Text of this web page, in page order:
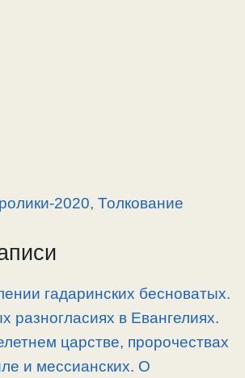
п
а
2020,Толкование
гадаринских бесноватых.
разногласиях в Евангелиях.
царстве, пророчествах
и мессианских. О